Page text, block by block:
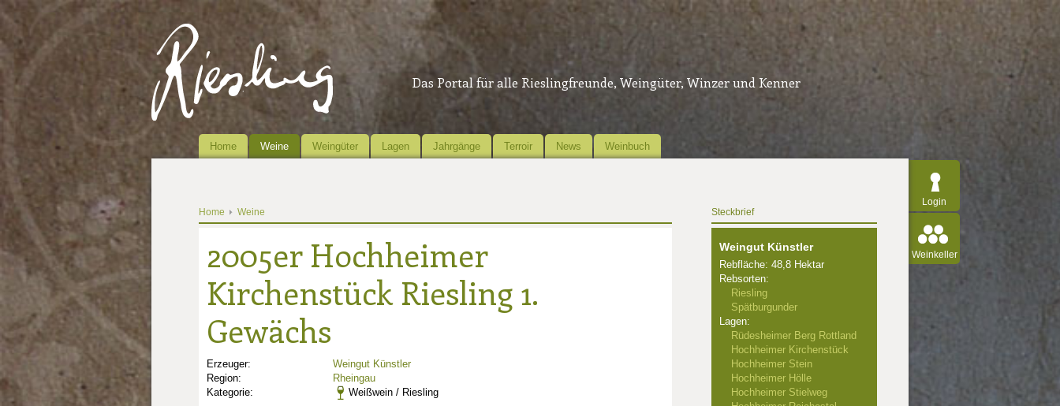
Das Portal für alle Rieslingfreunde, Weingüter, Winzer und Kenner
Home Weine Weingüter Lagen Jahrgänge Terroir News Weinbuch
Login
Weinkeller
Home Weine
2005er Hochheimer
Kirchenstück Riesling 1.
Gewächs
Erzeuger:
Weingut Künstler
Region:
Rheingau
Kategorie:
Weißwein / Riesling
Steckbrief
Weingut Künstler
Rebfläche: 48,8 Hektar
Rebsorten:
Riesling
Spätburgunder
Lagen:
Rüdesheimer Berg Rottland
Hochheimer Kirchenstück
Hochheimer Stein
Hochheimer Hölle
Hochheimer Stielweg